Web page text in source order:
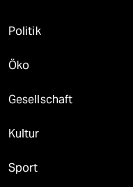
Politik
Öko
Gesellschaft
Kultur
Sport